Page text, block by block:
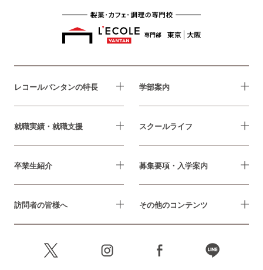
レコールバンタンの特長 学部案内
就職実績・就職支援 スクールライフ
卒業生紹介 募集要項・入学案内
訪問者の皆様へ その他のコンテンツ